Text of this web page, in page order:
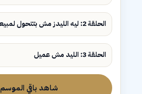
الحلقة 2: ليه الليدز مش بتتحول لمبيعات؟
الحلقة 3: الليد مش عميل
شاهد باقي الموسم